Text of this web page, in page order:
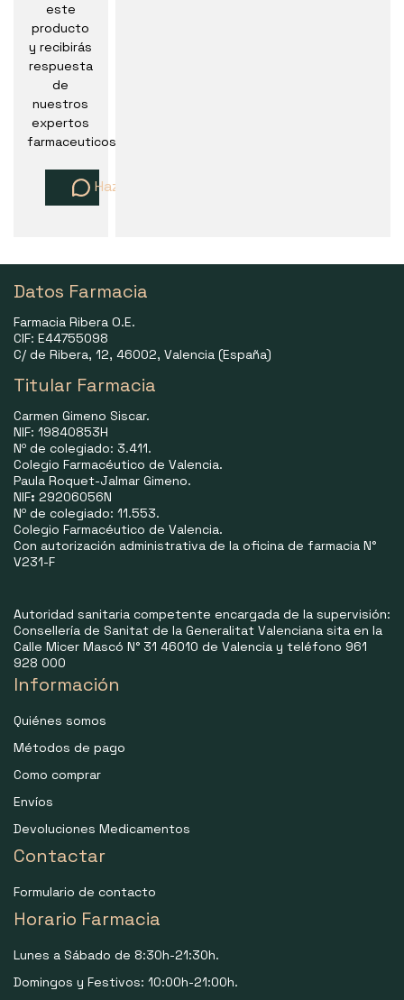
este
producto
y recibirás
respuesta
de
nuestros
expertos
farmaceuticos
Haz una pregunta
Datos Farmacia
Farmacia Ribera O.E.
CIF: E44755098
C/ de Ribera, 12, 46002, Valencia (España)
Titular Farmacia
Carmen Gimeno Siscar.
NIF: 19840853H
Nº de colegiado: 3.411.
Colegio Farmacéutico de Valencia.
Paula Roquet-Jalmar Gimeno.
NIF: 29206056N
Nº de colegiado: 11.553.
Colegio Farmacéutico de Valencia.
Con autorización administrativa de la oficina de farmacia N°
V231-F
Autoridad sanitaria competente encargada de la supervisión:
Consellería de Sanitat de la Generalitat Valenciana sita en la
Calle Micer Mascó N° 31 46010 de Valencia y teléfono 961
928 000
Información
Quiénes somos
Métodos de pago
Como comprar
Envíos
Devoluciones Medicamentos
Contactar
Formulario de contacto
Horario Farmacia
Lunes a Sábado de 8:30h-21:30h.
Domingos y Festivos: 10:00h-21:00h.